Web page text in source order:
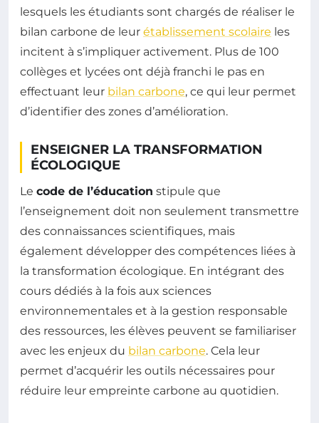
lesquels les étudiants sont chargés de réaliser le
bilan carbone de leur établissement scolaire les
incitent à s’impliquer activement. Plus de 100
collèges et lycées ont déjà franchi le pas en
effectuant leur bilan carbone, ce qui leur permet
d’identifier des zones d’amélioration.
ENSEIGNER LA TRANSFORMATION
ÉCOLOGIQUE
Le code de l’éducation stipule que
l’enseignement doit non seulement transmettre
des connaissances scientifiques, mais
également développer des compétences liées à
la transformation écologique. En intégrant des
cours dédiés à la fois aux sciences
environnementales et à la gestion responsable
des ressources, les élèves peuvent se familiariser
avec les enjeux du bilan carbone. Cela leur
permet d’acquérir les outils nécessaires pour
réduire leur empreinte carbone au quotidien.